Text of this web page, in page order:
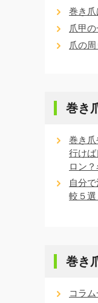
巻き
爪甲
爪の
巻き
巻き
行け
ロン
自分
較５選
巻き
コラ